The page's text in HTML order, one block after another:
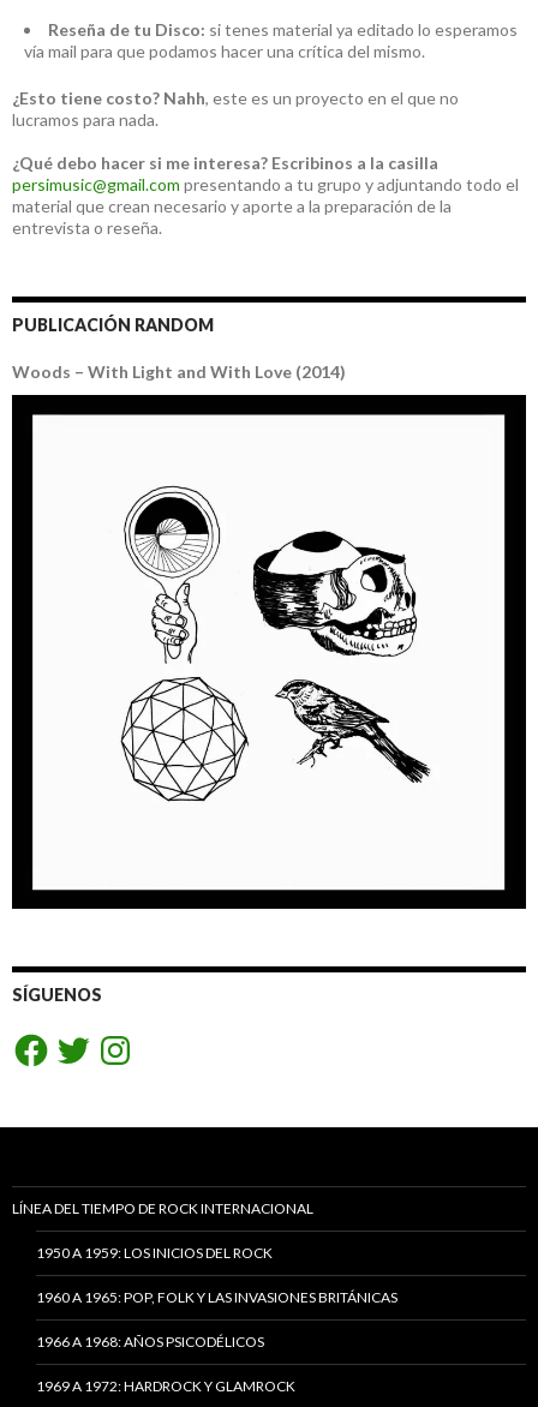
Reseña de tu Disco: si tenes material ya editado lo esperamos
vía mail para que podamos hacer una crítica del mismo.
¿Esto tiene costo? Nahh, este es un proyecto en el que no
lucramos para nada.
¿Qué debo hacer si me interesa? Escribinos a la casilla
persimusic@gmail.com presentando a tu grupo y adjuntando todo el
material que crean necesario y aporte a la preparación de la
entrevista o reseña.
PUBLICACIÓN RANDOM
Woods – With Light and With Love (2014)
SÍGUENOS
FacebookTwitterInstagram
LÍNEA DEL TIEMPO DE ROCK INTERNACIONAL
1950 A 1959: LOS INICIOS DEL ROCK
1960 A 1965: POP, FOLK Y LAS INVASIONES BRITÁNICAS
1966 A 1968: AÑOS PSICODÉLICOS
1969 A 1972: HARDROCK Y GLAMROCK